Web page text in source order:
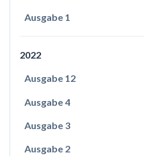
Ausgabe 1
2022
Ausgabe 12
Ausgabe 4
Ausgabe 3
Ausgabe 2